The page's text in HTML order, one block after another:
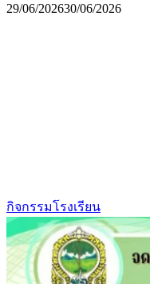
29/06/202630/06/2026
กิจกรรมโรงเรียน